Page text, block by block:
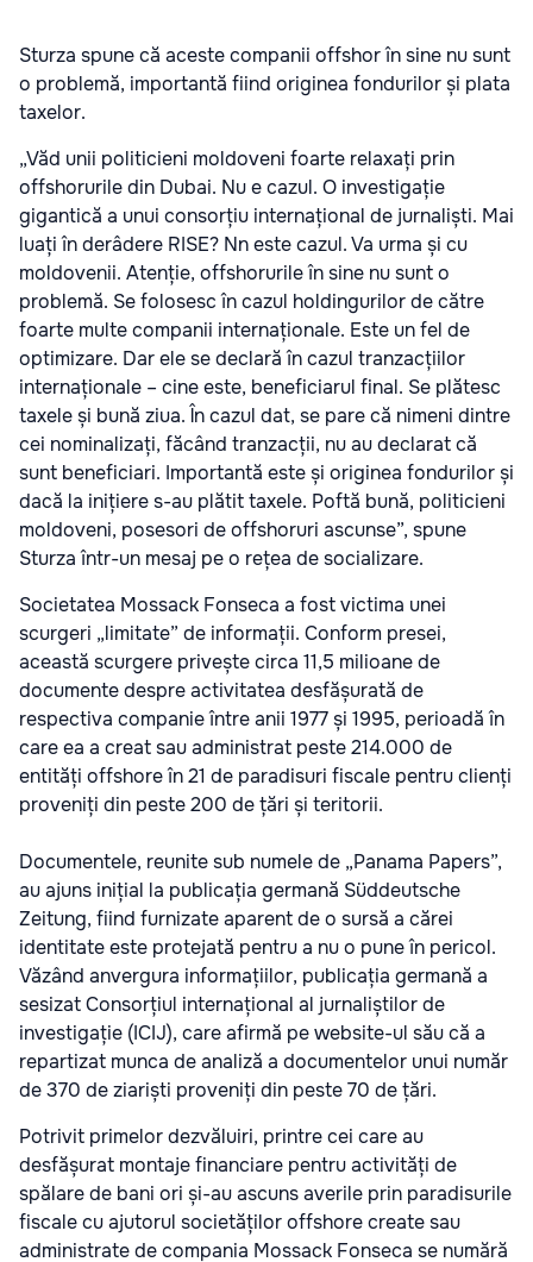
Sturza spune că aceste companii offshor în sine nu sunt
o problemă, importantă fiind originea fondurilor și plata
taxelor.
„Văd unii politicieni moldoveni foarte relaxați prin
offshorurile din Dubai. Nu e cazul. O investigație
gigantică a unui consorțiu internațional de jurnaliști. Mai
luați în derâdere RISE? Nn este cazul. Va urma și cu
moldovenii. Atenție, offshorurile în sine nu sunt o
problemă. Se folosesc în cazul holdingurilor de către
foarte multe companii internaționale. Este un fel de
optimizare. Dar ele se declară în cazul tranzacțiilor
internaționale – cine este, beneficiarul final. Se plătesc
taxele și bună ziua. În cazul dat, se pare că nimeni dintre
cei nominalizați, făcând tranzacții, nu au declarat că
sunt beneficiari. Importantă este și originea fondurilor și
dacă la inițiere s-au plătit taxele. Poftă bună, politicieni
moldoveni, posesori de offshoruri ascunse”, spune
Sturza într-un mesaj pe o rețea de socializare.
Societatea Mossack Fonseca a fost victima unei
scurgeri „limitate” de informații. Conform presei,
această scurgere privește circa 11,5 milioane de
documente despre activitatea desfășurată de
respectiva companie între anii 1977 și 1995, perioadă în
care ea a creat sau administrat peste 214.000 de
entități offshore în 21 de paradisuri fiscale pentru clienți
proveniți din peste 200 de țări și teritorii.
Documentele, reunite sub numele de „Panama Papers”,
au ajuns inițial la publicația germană Süddeutsche
Zeitung, fiind furnizate aparent de o sursă a cărei
identitate este protejată pentru a nu o pune în pericol.
Văzând anvergura informațiilor, publicația germană a
sesizat Consorțiul internațional al jurnaliștilor de
investigație (ICIJ), care afirmă pe website-ul său că a
repartizat munca de analiză a documentelor unui număr
de 370 de ziariști proveniți din peste 70 de țări.
Potrivit primelor dezvăluiri, printre cei care au
desfășurat montaje financiare pentru activități de
spălare de bani ori și-au ascuns averile prin paradisurile
fiscale cu ajutorul societăților offshore create sau
administrate de compania Mossack Fonseca se numără